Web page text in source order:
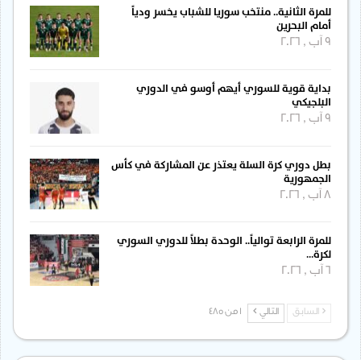
للمرة الثانية.. منتخب سوريا للشباب يخسر ودياً
أمام البحرين
بداية قوية للسوري أيهم أوسو في الدوري
البلجيكي
بطل دوري كرة السلة يعتذر عن المشاركة في كأس
الجمهورية
للمرة الرابعة توالياً.. الوحدة بطلاً للدوري السوري
لكرة…
السابق التالي